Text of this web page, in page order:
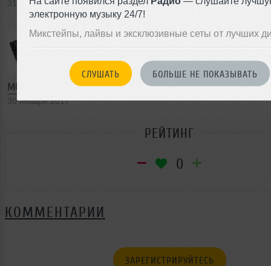
электронную музыку 24/7!
Микстейпы, лайвы и эксклюзивные сеты от лучших
СЛУШАТЬ БОЛЬШЕ НЕ ПОКАЗЫВАТЬ
31 января 2017
MCX8000 и Engine Prime — хорошие новости от Denon DJ
30 января 2017
РЕЙТИНГ
0
КОММЕНТАРИИ
ЗАРЕГИСТРИРУЙТЕСЬ